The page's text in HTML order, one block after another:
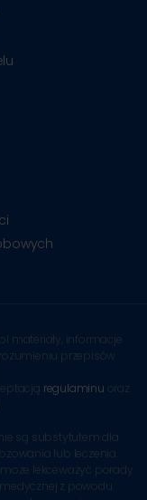
materiały, informacje
przepisów
regulaminu oraz
są substytutem dla
lub leczenia.
lekceważyć porady
z powodu